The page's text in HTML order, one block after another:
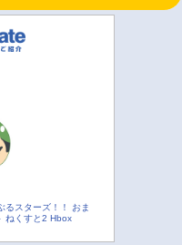
るスターズ！！ おま
ねくすと2 Hbox